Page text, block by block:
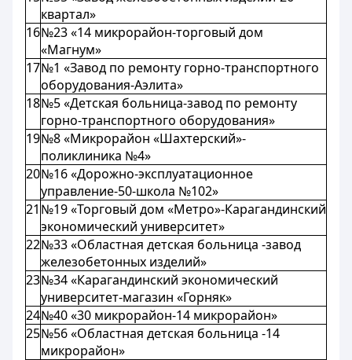
квартал»
16№23 «14 микрорайон-торговый дом
«Магнум»
17№1 «Завод по ремонту горно-транспортного
оборудования-Аэлита»
18№5 «Детская больница-завод по ремонту
горно-транспортного оборудования»
19№8 «Микрорайон «Шахтерский»-
поликлиника №4»
20№16 «Дорожно-эксплуатационное
управление-50-школа №102»
21 №19 «Торговый дом «Метро»-Карагандинский
экономический университет»
22№33 «Областная детская больница -завод
железобетонных изделий»
23№34 «Карагандинский экономический
университет-магазин «Горняк»
24№40 «30 микрорайон-14 микрорайон»
25№56 «Областная детская больница -14
микрорайон»